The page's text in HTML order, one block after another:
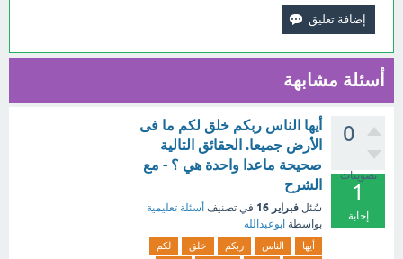
أسئلة مشابهة
0
تصويتات
1
إجابة
أيها الناس ربكم خلق لكم ما فى
الأرض جميعا. الحقائق التالية
صحيحة ماعدا واحدة هي ؟ - مع
الشرح
سُئل فبراير 16 في تصنيف أسئلة تعليمية
بواسطة ابوعبدالله
أيها الناس ربكم خلق
لكم